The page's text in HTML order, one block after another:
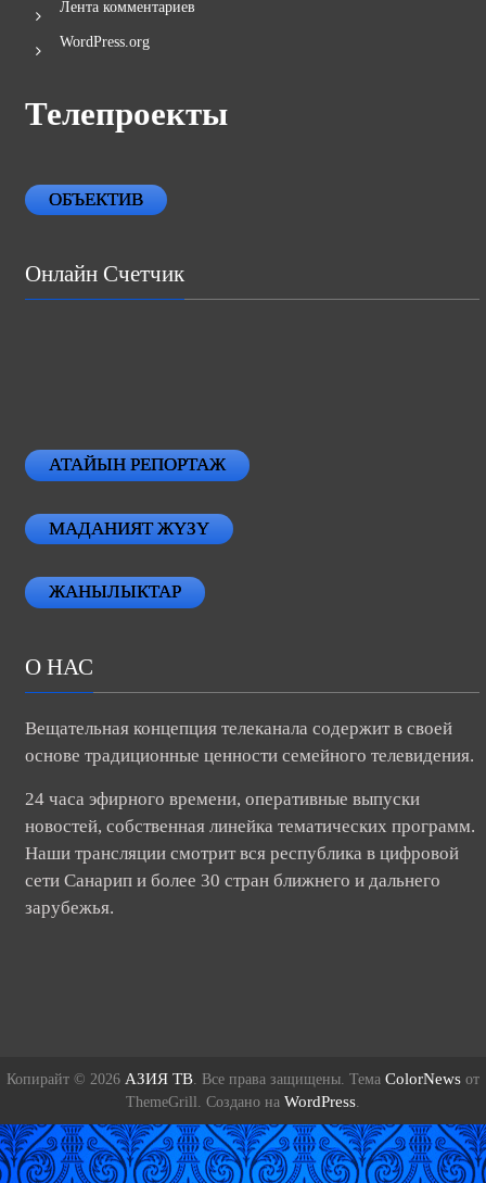
Лента комментариев
WordPress.org
Телепроекты
ОБЪЕКТИВ
Онлайн Счетчик
АТАЙЫН РЕПОРТАЖ
МАДАНИЯТ ЖҮЗҮ
ЖАНЫЛЫКТАР
О НАС
Вещательная концепция телеканала содержит в своей
основе традиционные ценности семейного телевидения.
24 часа эфирного времени, оперативные выпуски
новостей, собственная линейка тематических программ.
Наши трансляции смотрит вся республика в цифровой
сети Санарип и более 30 стран ближнего и дальнего
зарубежья.
Копирайт © 2026 АЗИЯ ТВ . Все права защищены. Тема ColorNews от
ThemeGrill. Создано на WordPress